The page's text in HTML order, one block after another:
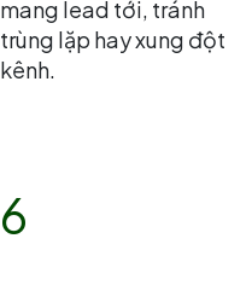
mang lead tới, tránh
trùng lặp hay xung đột
kênh.
6